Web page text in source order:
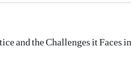
and the Challenges it Faces